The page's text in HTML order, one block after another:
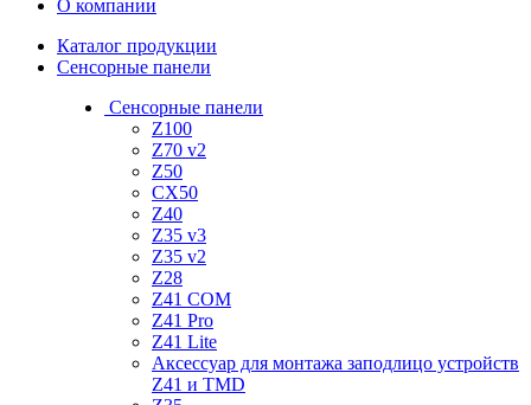
О компании
Каталог продукции
Сенсорные панели
Сенсорные панели
Z100
Z70 v2
Z50
CX50
Z40
Z35 v3
Z35 v2
Z28
Z41 COM
Z41 Pro
Z41 Lite
Аксессуар для монтажа заподлицо устройств
Z41 и TMD